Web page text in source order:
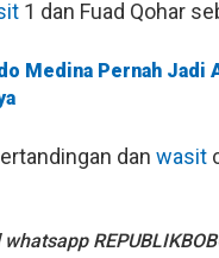
1 dan Fuad Qohar
Medina Pernah
dan wasit